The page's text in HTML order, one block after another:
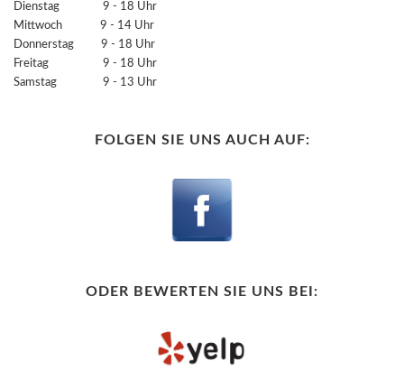
Dienstag 9 - 18 Uhr
Mittwoch 9 - 14 Uhr
Donnerstag 9 - 18 Uhr
Freitag 9 - 18 Uhr
Samstag 9 - 13 Uhr
FOLGEN SIE UNS AUCH AUF:
ODER BEWERTEN SIE UNS BEI: